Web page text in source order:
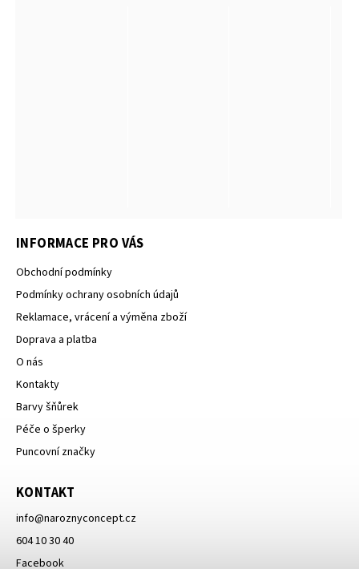
INFORMACE PRO VÁS
Obchodní podmínky
Podmínky ochrany osobních údajů
Reklamace, vrácení a výměna zboží
Doprava a platba
O nás
Kontakty
Barvy šňůrek
Péče o šperky
Puncovní značky
KONTAKT
info@naroznyconcept.cz
604 10 30 40
Facebook